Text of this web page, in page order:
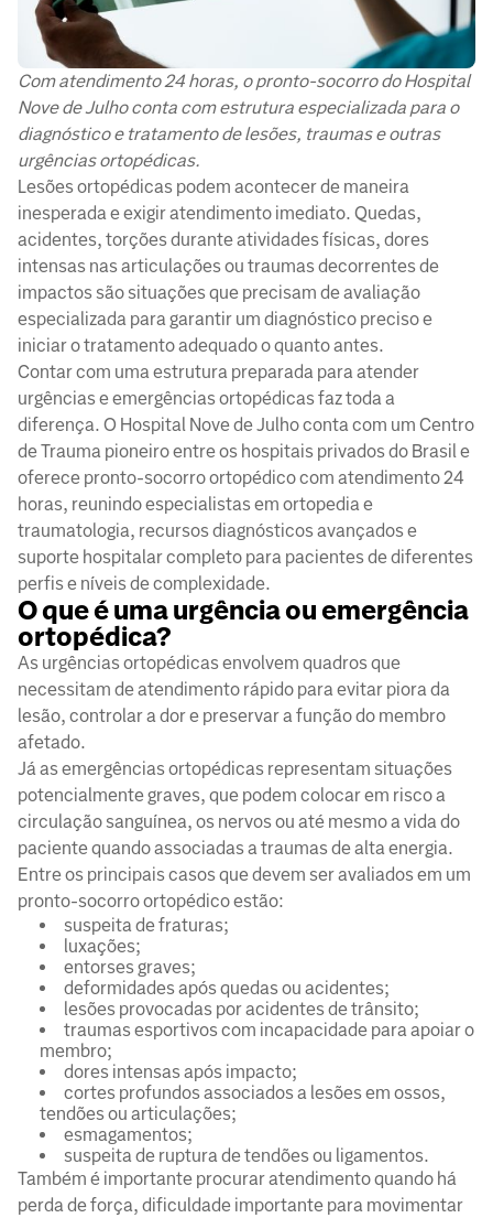
Com atendimento 24 horas, o pronto-socorro do Hospital
Nove de Julho conta com estrutura especializada para o
diagnóstico e tratamento de lesões, traumas e outras
urgências ortopédicas.
Lesões ortopédicas podem acontecer de maneira
inesperada e exigir atendimento imediato. Quedas,
acidentes, torções durante atividades físicas, dores
intensas nas articulações ou traumas decorrentes de
impactos são situações que precisam de avaliação
especializada para garantir um diagnóstico preciso e
iniciar o tratamento adequado o quanto antes.
Contar com uma estrutura preparada para atender
urgências e emergências ortopédicas faz toda a
diferença. O Hospital Nove de Julho conta com um Centro
de Trauma pioneiro entre os hospitais privados do Brasil e
oferece pronto-socorro ortopédico com atendimento 24
horas, reunindo especialistas em ortopedia e
traumatologia, recursos diagnósticos avançados e
suporte hospitalar completo para pacientes de diferentes
perfis e níveis de complexidade.
O que é uma urgência ou emergência
ortopédica?
As urgências ortopédicas envolvem quadros que
necessitam de atendimento rápido para evitar piora da
lesão, controlar a dor e preservar a função do membro
afetado.
Já as emergências ortopédicas representam situações
potencialmente graves, que podem colocar em risco a
circulação sanguínea, os nervos ou até mesmo a vida do
paciente quando associadas a traumas de alta energia.
Entre os principais casos que devem ser avaliados em um
pronto-socorro ortopédico estão:
suspeita de fraturas;
luxações;
entorses graves;
deformidades após quedas ou acidentes;
lesões provocadas por acidentes de trânsito;
traumas esportivos com incapacidade para apoiar o
membro;
dores intensas após impacto;
cortes profundos associados a lesões em ossos,
tendões ou articulações;
esmagamentos;
suspeita de ruptura de tendões ou ligamentos.
Também é importante procurar atendimento quando há
perda de força, dificuldade importante para movimentar